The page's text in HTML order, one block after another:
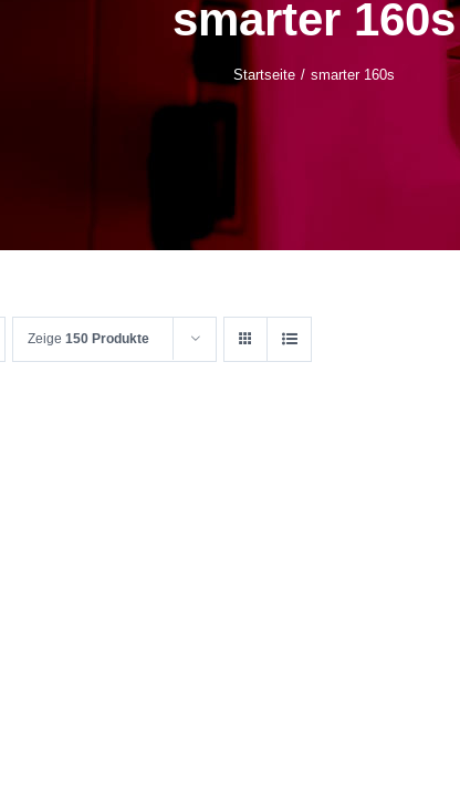
smarter 160s
Startseite smarter 160s
Zeige 150 Produkte